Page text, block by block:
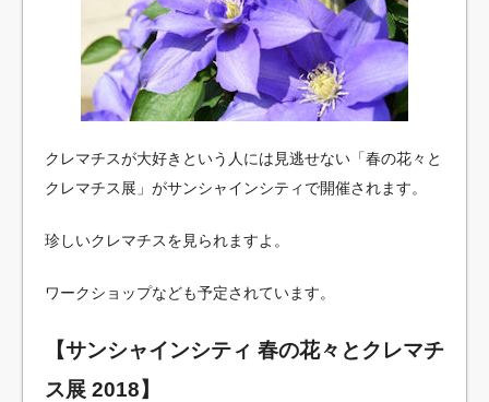
クレマチスが大好きという人には見逃せない「春の花々と
クレマチス展」がサンシャインシティで開催されます。
珍しいクレマチスを見られますよ。
ワークショップなども予定されています。
【サンシャインシティ 春の花々とクレマチ
ス展 2018】